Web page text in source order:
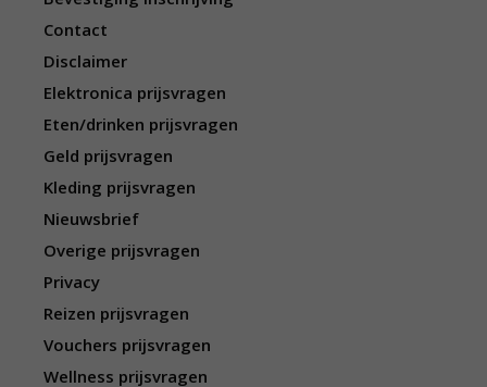
Contact
Disclaimer
Elektronica prijsvragen
Eten/drinken prijsvragen
Geld prijsvragen
Kleding prijsvragen
Nieuwsbrief
Overige prijsvragen
Privacy
Reizen prijsvragen
Vouchers prijsvragen
Wellness prijsvragen